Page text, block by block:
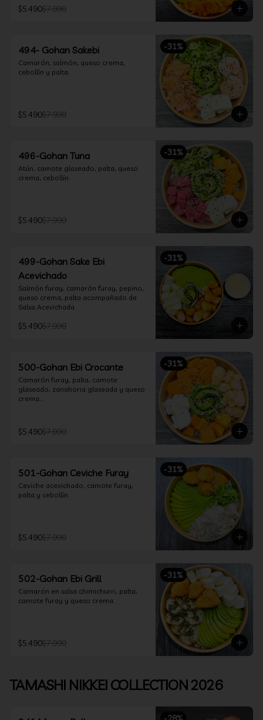
$5.490$7.990
-31%
494- Gohan Sakebi
Camarón, salmón, queso crema,
cebollín y palta.
$5.490$7.990
-31%
496-Gohan Tuna
Atún, camote glaseado, palta, queso
crema, cebollín.
$5.490$7.990
-31%
499-Gohan Sake Ebi
Acevichado
Salmón furay, camarón furay, pepino,
queso crema, palta acompañado de
Salsa Acevichada.
$5.490$7.990
-31%
500-Gohan Ebi Crocante
Camarón furay, palta, camote
glaseado, zanahoria glaseada y queso
crema.
$5.490$7.990
-31%
501-Gohan Ceviche Furay
Ceviche acevichado, camote furay,
palta y cebollín.
$5.490$7.990
-31%
502-Gohan Ebi Grill
Camarón en salsa chimichurri, palta,
camote furay y queso crema.
$5.490$7.990
TAMASHI NIKKEI COLLECTION 2026